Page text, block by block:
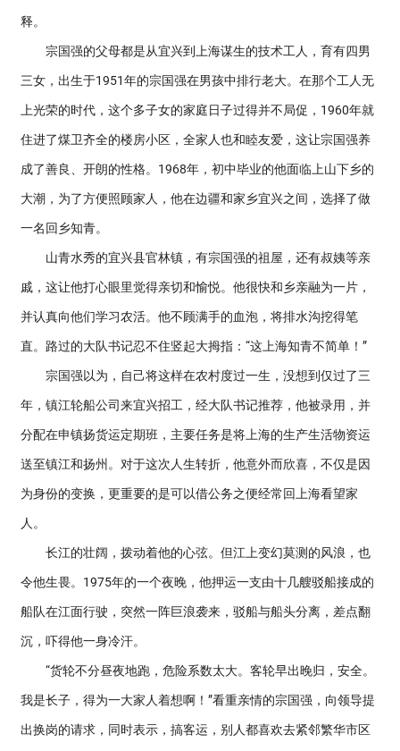
释。
宗国强的父母都是从宜兴到上海谋生的技术工人，育有四男
三女，出生于1951年的宗国强在男孩中排行老大。在那个工人无
上光荣的时代，这个多子女的家庭日子过得并不局促，1960年就
住进了煤卫齐全的楼房小区，全家人也和睦友爱，这让宗国强养
成了善良、开朗的性格。1968年，初中毕业的他面临上山下乡的
大潮，为了方便照顾家人，他在边疆和家乡宜兴之间，选择了做
一名回乡知青。
山青水秀的宜兴县官林镇，有宗国强的祖屋，还有叔姨等亲
戚，这让他打心眼里觉得亲切和愉悦。他很快和乡亲融为一片，
并认真向他们学习农活。他不顾满手的血泡，将排水沟挖得笔
直。路过的大队书记忍不住竖起大拇指：“这上海知青不简单！”
宗国强以为，自己将这样在农村度过一生，没想到仅过了三
年，镇江轮船公司来宜兴招工，经大队书记推荐，他被录用，并
分配在申镇扬货运定期班，主要任务是将上海的生产生活物资运
送至镇江和扬州。对于这次人生转折，他意外而欣喜，不仅是因
为身份的变换，更重要的是可以借公务之便经常回上海看望家
人。
长江的壮阔，拨动着他的心弦。但江上变幻莫测的风浪，也
令他生畏。1975年的一个夜晚，他押运一支由十几艘驳船接成的
船队在江面行驶，突然一阵巨浪袭来，驳船与船头分离，差点翻
沉，吓得他一身冷汗。
“货轮不分昼夜地跑，危险系数太大。客轮早出晚归，安全。
我是长子，得为一大家人着想啊！”看重亲情的宗国强，向领导提
出换岗的请求，同时表示，搞客运，别人都喜欢去紧邻繁华市区